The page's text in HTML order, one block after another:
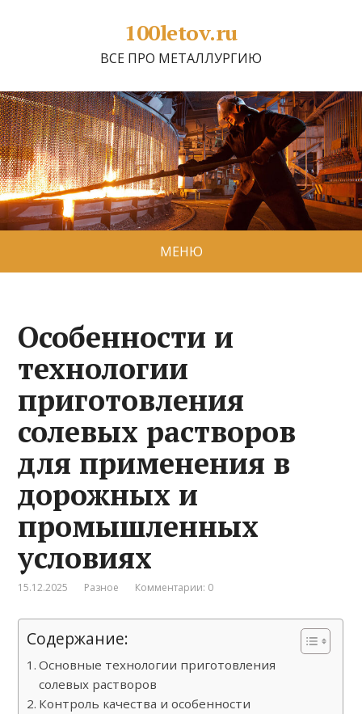
100letov.ru
ВСЕ ПРО МЕТАЛЛУРГИЮ
МЕНЮ
Особенности и
технологии
приготовления
солевых растворов
для применения в
дорожных и
промышленных
условиях
15.12.2025 Разное Комментарии: 0
Содержание:
Основные технологии приготовления
солевых растворов
Контроль качества и особенности